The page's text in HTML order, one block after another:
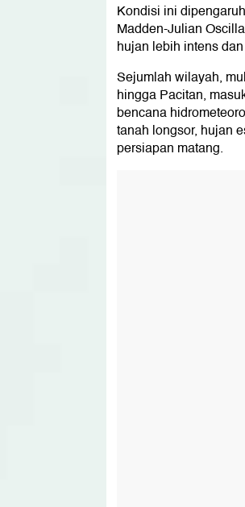
5. Kotak P3K
6. Radio atau
7.
9. Peluit
10. Uang Tunai
11. Alat
Kondisi ini
Madden-Julian
hujan lebih intens
Sejumlah wilayah,
hingga Pacitan,
bencana
tanah longsor, hujan
persiapan matang.